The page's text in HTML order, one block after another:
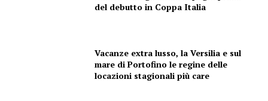
del debutto in Coppa Italia
Vacanze extra lusso, la Versilia e sul
mare di Portofino le regine delle
locazioni stagionali più care